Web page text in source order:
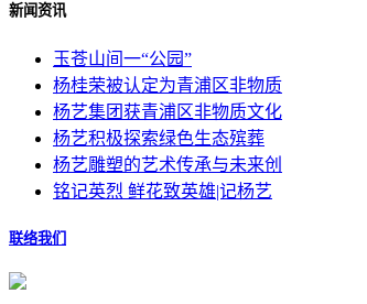
新闻资讯
玉苍山间一“公园”
杨桂荣被认定为青浦区非物质
杨艺集团获青浦区非物质文化
杨艺积极探索绿色生态殡葬
杨艺雕塑的艺术传承与未来创
铭记英烈 鲜花致英雄|记杨艺
联络我们